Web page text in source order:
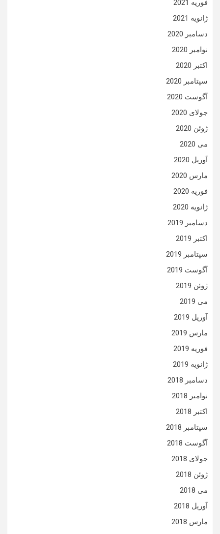
فوریه 2021
ژانویه 2021
دسامبر 2020
نوامبر 2020
اکتبر 2020
سپتامبر 2020
آگوست 2020
جولای 2020
ژوئن 2020
می 2020
آوریل 2020
مارس 2020
فوریه 2020
ژانویه 2020
دسامبر 2019
اکتبر 2019
سپتامبر 2019
آگوست 2019
ژوئن 2019
می 2019
آوریل 2019
مارس 2019
فوریه 2019
ژانویه 2019
دسامبر 2018
نوامبر 2018
اکتبر 2018
سپتامبر 2018
آگوست 2018
جولای 2018
ژوئن 2018
می 2018
آوریل 2018
مارس 2018